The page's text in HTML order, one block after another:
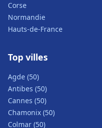
Corse
Normandie
Hauts-de-France
Top villes
Agde (50)
Antibes (50)
Cannes (50)
Chamonix (50)
Colmar (50)